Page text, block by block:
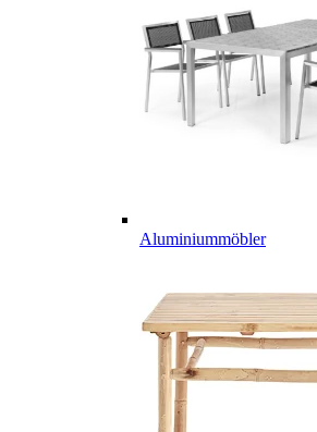
Aluminiummöbler